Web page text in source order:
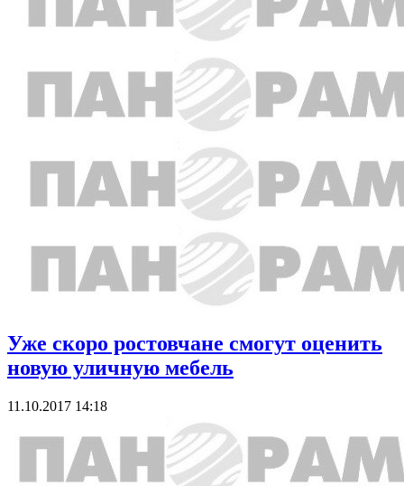
Уже скоро ростовчане смогут оценить
новую уличную мебель
11.10.2017 14:18